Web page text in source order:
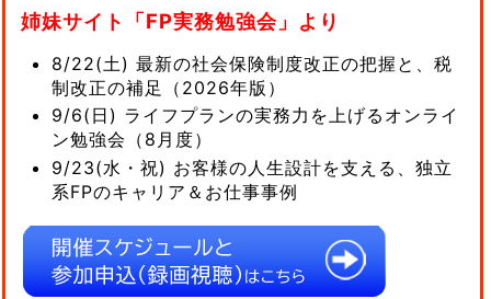
姉妹サイト「FP実務勉強会」より
8/22(土) 最新の社会保険制度改正の把握と、税
制改正の補足（2026年版）
9/6(日) ライフプランの実務力を上げるオンライ
ン勉強会（8月度）
9/23(水・祝) お客様の人生設計を支える、独立
系FPのキャリア＆お仕事事例